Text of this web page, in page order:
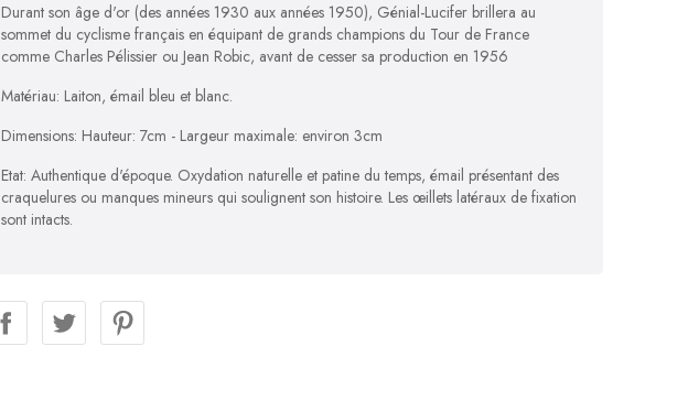
Durant son âge d'or (des années 1930 aux années 1950), Génial-Lucifer brillera au
sommet du cyclisme français en équipant de grands champions du Tour de France
comme Charles Pélissier ou Jean Robic, avant de cesser sa production en 1956
Matériau: Laiton, émail bleu et blanc.
Dimensions: Hauteur: 7cm - Largeur maximale: environ 3cm
Etat: Authentique d'époque. Oxydation naturelle et patine du temps, émail présentant des
craquelures ou manques mineurs qui soulignent son histoire. Les œillets latéraux de fixation
sont intacts.